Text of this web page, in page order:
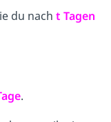
du nacht Tagen
.